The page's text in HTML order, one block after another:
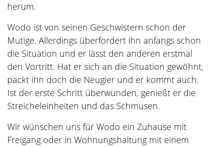
herum.
Wodo ist von seinen Geschwistern schon der
Mutige. Allerdings überfordert ihn anfangs schon
die Situation und er lässt den anderen erstmal
den Vortritt. Hat er sich an die Situation gewöhnt,
packt ihn doch die Neugier und er kommt auch.
Ist der erste Schritt überwunden, genießt er die
Streicheleinheiten und das Schmusen.
Wir wünschen uns für Wodo ein Zuhause mit
Freigang oder in Wohnungshaltung mit einem